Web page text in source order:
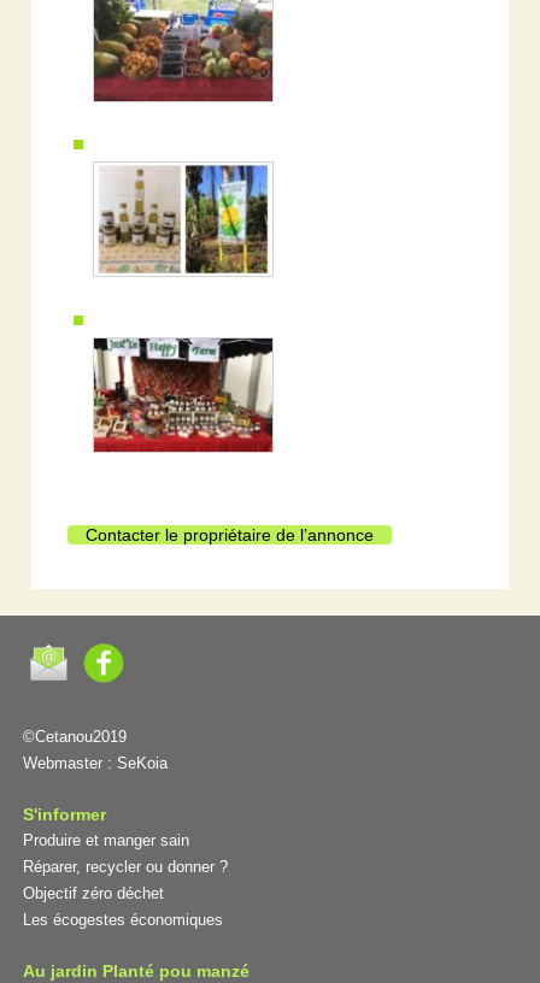
Contacter le propriétaire de l’annonce
©Cetanou2019
Webmaster : SeKoia
S'informer
Produire et manger sain
Réparer, recycler ou donner ?
Objectif zéro déchet
Les écogestes économiques
Au jardin Planté pou manzé